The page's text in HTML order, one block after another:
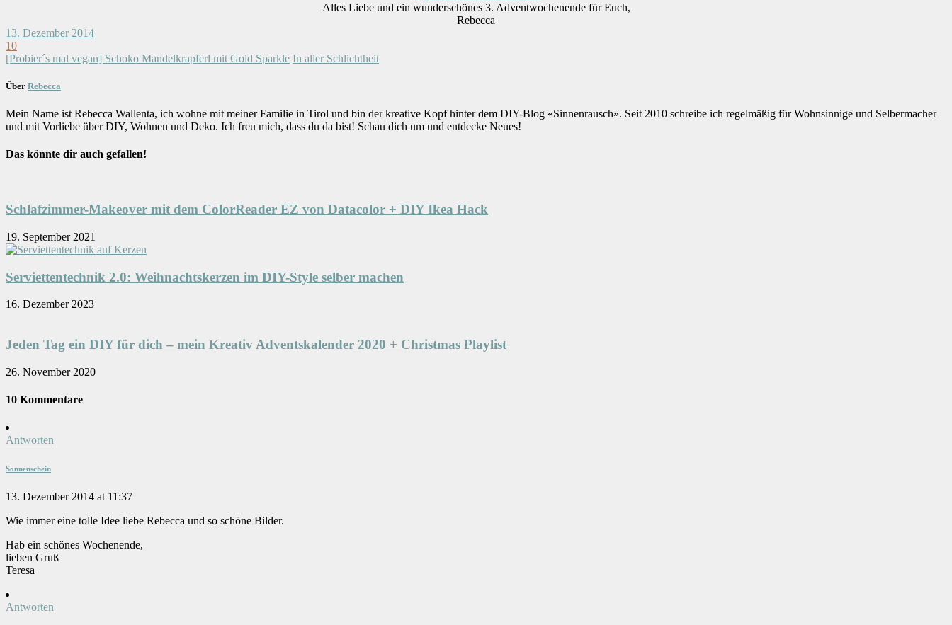
Alles Liebe und ein wunderschönes 3. Adventwochenende für Euch,
Rebecca
13. Dezember 2014
10
[Probier´s mal vegan] Schoko Mandelkrapferl mit Gold Sparkle In aller Schlichtheit
Über Rebecca
Mein Name ist Rebecca Wallenta, ich wohne mit meiner Familie in Tirol und bin der kreative Kopf hinter dem DIY-Blog «Sinnenrausch». Seit 2010 schreibe ich regelmäßig für Wohnsinnige und Selbermacher
und mit Vorliebe über DIY, Wohnen und Deko. Ich freu mich, dass du da bist! Schau dich um und entdecke Neues!
Das könnte dir auch gefallen!
Schlafzimmer-Makeover mit dem ColorReader EZ von Datacolor + DIY Ikea Hack
19. September 2021
Serviettentechnik 2.0: Weihnachtskerzen im DIY-Style selber machen
16. Dezember 2023
Jeden Tag ein DIY für dich – mein Kreativ Adventskalender 2020 + Christmas Playlist
26. November 2020
10 Kommentare
Antworten
Sonnenschein
13. Dezember 2014 at 11:37
Wie immer eine tolle Idee liebe Rebecca und so schöne Bilder.
Hab ein schönes Wochenende,
lieben Gruß
Teresa
Antworten